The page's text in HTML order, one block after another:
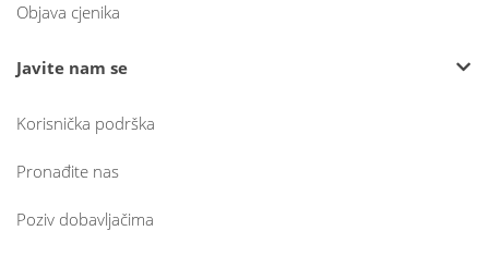
Objava cjenika
Javite nam se
Korisnička podrška
Pronađite nas
Poziv dobavljačima